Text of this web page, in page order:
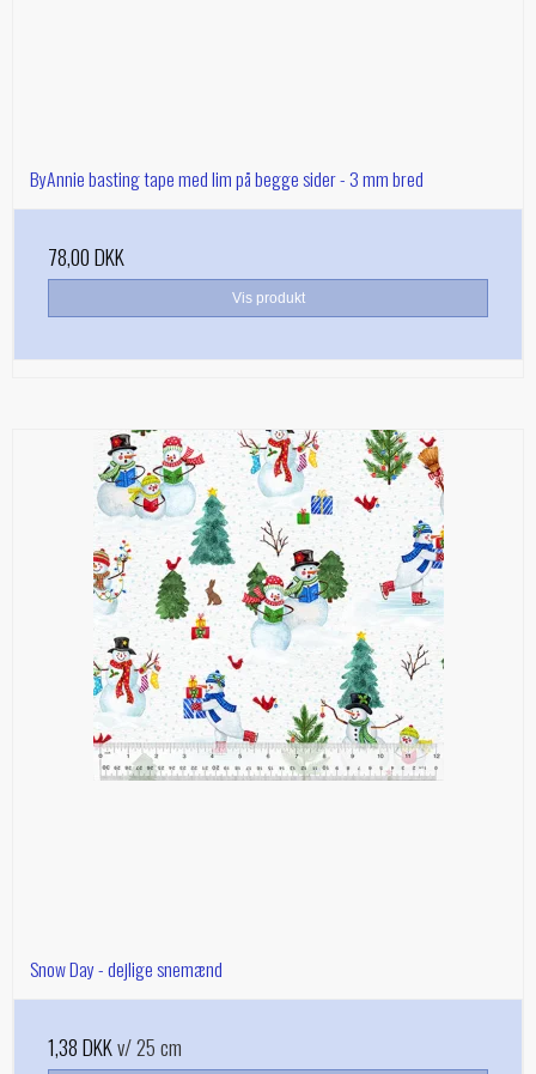
ByAnnie basting tape med lim på begge sider - 3 mm bred
78,00 DKK
Vis produkt
Snow Day - dejlige snemænd
1,38 DKKv/ 25 cm